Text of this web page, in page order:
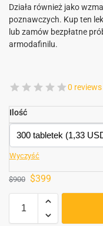
Działa również jako
poznawczych. Kup ten
lub zamów bezpłatne
armodafinilu.
0 reviews
Ilość
Wyczyść
$900 $399